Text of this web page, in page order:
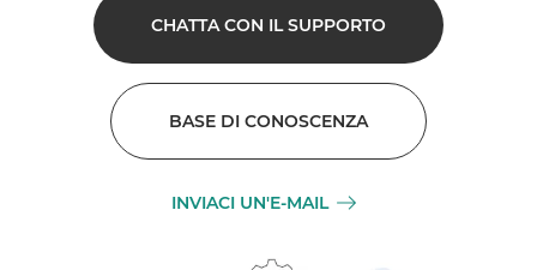
CHATTA CON IL SUPPORTO
BASE DI CONOSCENZA
INVIACI UN'E-MAIL